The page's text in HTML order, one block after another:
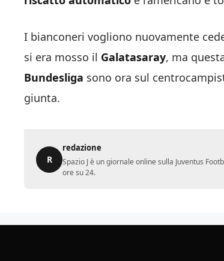
I bianconeri vogliono nuovamente
si era mosso il Galatasaray, ma
Bundesliga sono ora sul
giunta.
R
redazione
Spazio J è un giornale online sulla Juventus
ore su 24.